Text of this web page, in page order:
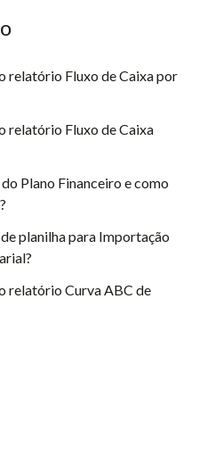
relatório Fluxo de Caixa por
relatório Fluxo de Caixa
Plano Financeiro e como
planilha para Importação
relatório Curva ABC de